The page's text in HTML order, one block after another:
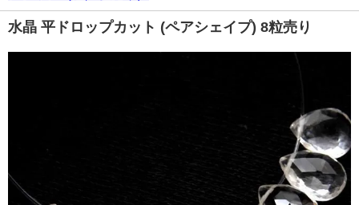
水晶 平ドロップカット (ペアシェイプ) 8粒売り